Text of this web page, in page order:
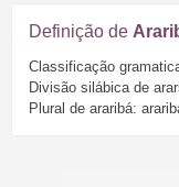
Definição de
Classificação
Divisão silábica de
Plural de araribá: